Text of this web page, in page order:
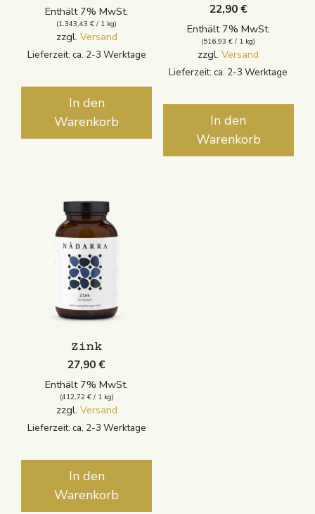
Enthält 7% MwSt.
(1.343,43€ / 1 kg)
zzgl. Versand
Lieferzeit: ca. 2-3 Werktage
In den
Warenkorb
22,90€
Enthält 7% MwSt.
(516,93€ / 1 kg)
zzgl.Versand
Lieferzeit: ca. 2-3 Werktage
In den
Warenkorb
Zink
27,90€
Enthält 7% MwSt.
(412,72 €/ 1 kg)
zzgl. Versand
Lieferzeit: ca. 2-3 Werktage
In den
Warenkorb